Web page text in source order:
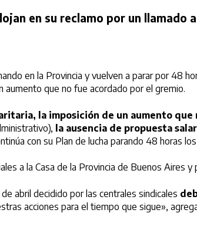
en su reclamo por un
en la Provincia y vuelven a parar por 48
aumento que no fue acordado por el gremio.
la imposición de un aumento
la ausencia de propuesta
con su Plan de lucha parando 48 horas
a la Casa de la Provincia de Buenos Aires
abril decidido por las centrales sindicales
acciones para el tiempo que sigue»,